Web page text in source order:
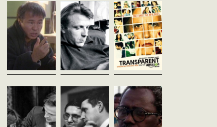
France - 1996
vf - 91'
Cinéastes, de notre
tempsHou Hsiao-Hsien,
ranimant le passé de son
enfance et de l’île de Taïwan,
sillonne les quartiers
populaires à la rencontre de...
France - 1966
vf - 95'
Cinéastes, de notre tempsDix
jeunes cinéastes s’expriment
sur leur métier et son
système de financement.
Autant de libertés que de
contraintes...
vost
PREMIERE
(Episodes 1, 2 & 3 / 10) /
min / Compétition
internationale de séries
TVQuand Mort
trois (grands)...
françois Truffaut,
dix ans dix films
France - 1970
vf - 58'
Cinéastes, de notre tempsÀ
l’œuvre sur le tournage
de L’Enfant sauvage, Truffaut
Tours (Festival de)
André S. Labarthe
Cinéastes, de notre tempsÀ
l’occasion de sa 14ème
édition, le Festival – première
manifestation exclusivement
SOULEYMANE
Rithy Panh
vf - 53'
Cinéastes, de notre
tempsAvant de
dans Baara, Yeelen et
les protagonistes ont